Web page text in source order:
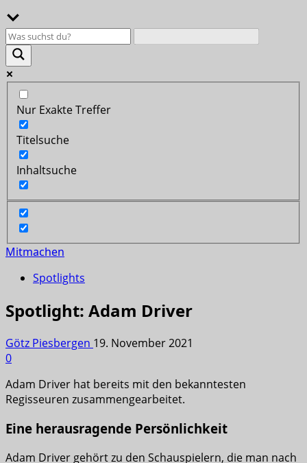
Nur Exakte Treffer
Titelsuche
Inhaltsuche
Mitmachen
Spotlights
Spotlight: Adam Driver
Götz Piesbergen 19. November 2021
0
Adam Driver hat bereits mit den bekanntesten
Regisseuren zusammengearbeitet.
Eine herausragende Persönlichkeit
Adam Driver gehört zu den Schauspielern, die man nach